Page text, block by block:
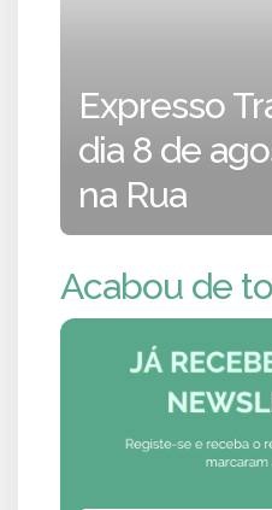
Expresso
dia 8 de
na Rua
Acabou de